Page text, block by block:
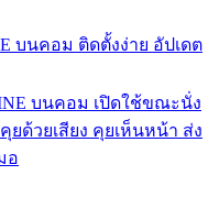
บนคอม ติดตั้งง่าย อัปเดต
บนคอม เปิดใช้ขณะนั่ง
ด้วยเสียง คุยเห็นหน้า ส่ง
อ